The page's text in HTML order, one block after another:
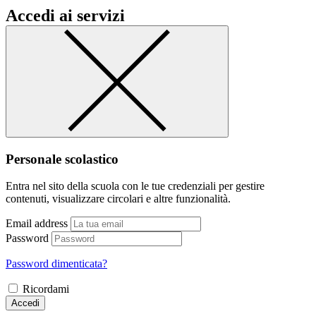
Accedi ai servizi
Personale scolastico
Entra nel sito della scuola con le tue credenziali per gestire
contenuti, visualizzare circolari e altre funzionalità.
Email address
Password
Password dimenticata?
Ricordami
Accedi